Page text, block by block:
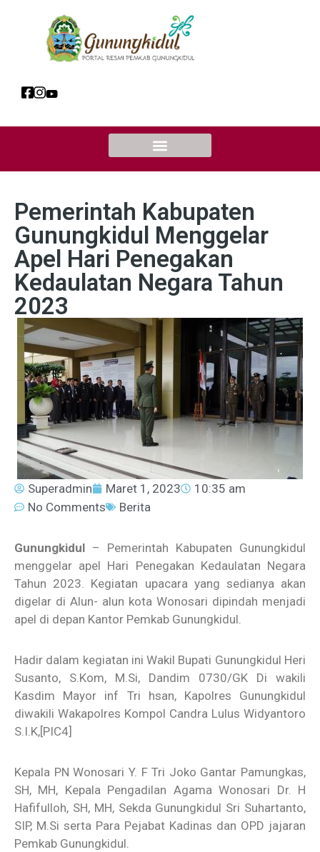
Pemerintah Kabupaten
Gunungkidul Menggelar
Apel Hari Penegakan
Kedaulatan Negara Tahun
2023
Superadmin Maret 1, 2023
10:35 am
No Comments
Berita
Gunungkidul – Pemerintah Kabupaten Gunungkidul
menggelar apel Hari Penegakan Kedaulatan Negara
Tahun 2023. Kegiatan upacara yang sedianya akan
digelar di Alun- alun kota Wonosari dipindah menjadi
apel di depan Kantor Pemkab Gunungkidul.
Hadir dalam kegiatan ini Wakil Bupati Gunungkidul Heri
Susanto, S.Kom, M.Si, Dandim 0730/GK Di wakili
Kasdim Mayor inf Tri hsan, Kapolres Gunungkidul
diwakili Wakapolres Kompol Candra Lulus Widyantoro
S.I.K,[PIC4]
Kepala PN Wonosari Y. F Tri Joko Gantar Pamungkas,
SH, MH, Kepala Pengadilan Agama Wonosari Dr. H
Hafifulloh, SH, MH, Sekda Gunungkidul Sri Suhartanto,
SIP, M.Si serta Para Pejabat Kadinas dan OPD jajaran
Pemkab Gunungkidul.